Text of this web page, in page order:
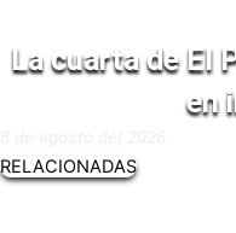
La cuarta de El
en
RELACIONADAS